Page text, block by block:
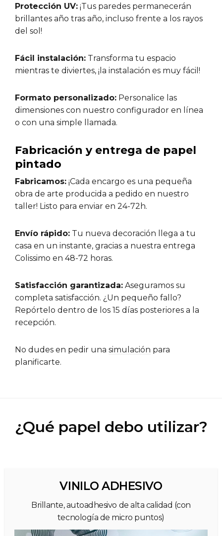
Protección UV: ¡Tus paredes permanecerán
brillantes año tras año, incluso frente a los rayos
del sol!
Fácil instalación: Transforma tu espacio
mientras te diviertes, ¡la instalación es muy fácil!
Formato personalizado: Personalice las
dimensiones con nuestro configurador en línea
o con una simple llamada.
Fabricación y entrega de papel
pintado
Fabricamos: ¡Cada encargo es una pequeña
obra de arte producida a pedido en nuestro
taller! Listo para enviar en 24-72h.
Envío rápido: Tu nueva decoración llega a tu
casa en un instante, gracias a nuestra entrega
Colissimo en 48-72 horas.
Satisfacción garantizada: Aseguramos su
completa satisfacción. ¿Un pequeño fallo?
Repórtelo dentro de los 15 días posteriores a la
recepción.
No dudes en pedir una simulación para
planificarte.
¿Qué papel debo utilizar?
VINILO ADHESIVO
Brillante, autoadhesivo de alta calidad (con
tecnología de micro puntos)